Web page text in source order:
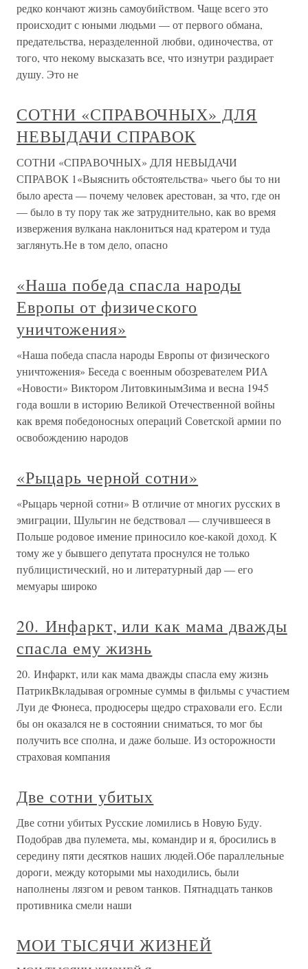
редко кончают жизнь самоубийством. Чаще всего это
происходит с юными людьми — от первого обмана,
предательства, неразделенной любви, одиночества, от
того, что некому высказать все, что изнутри раздирает
душу. Это не
СОТНИ «СПРАВОЧНЫХ» ДЛЯ
НЕВЫДАЧИ СПРАВОК
СОТНИ «СПРАВОЧНЫХ» ДЛЯ НЕВЫДАЧИ
СПРАВОК 1«Выяснить обстоятельства» чьего бы то ни
было ареста — почему человек арестован, за что, где он
— было в ту пору так же затруднительно, как во время
извержения вулкана наклониться над кратером и туда
заглянуть.Не в том дело, опасно
«Наша победа спасла народы
Европы от физического
уничтожения»
«Наша победа спасла народы Европы от физического
уничтожения» Беседа с военным обозревателем РИА
«Новости» Виктором ЛитовкинымЗима и весна 1945
года вошли в историю Великой Отечественной войны
как время победоносных операций Советской армии по
освобождению народов
«Рыцарь черной сотни»
«Рыцарь черной сотни» В отличие от многих русских в
эмиграции, Шульгин не бедствовал — случившееся в
Польше родовое имение приносило кое-какой доход. К
тому же у бывшего депутата проснулся не только
публицистический, но и литературный дар — его
мемуары широко
20. Инфаркт, или как мама дважды
спасла ему жизнь
20. Инфаркт, или как мама дважды спасла ему жизнь
ПатрикВкладывая огромные суммы в фильмы с участием
Луи де Фюнеса, продюсеры щедро страховали его. Если
бы он оказался не в состоянии сниматься, то мог бы
получить все сполна, и даже больше. Из осторожности
страховая компания
Две сотни убитых
Две сотни убитых Русские ломились в Новую Буду.
Подобрав два пулемета, мы, командир и я, бросились в
середину пяти десятков наших людей.Обе параллельные
дороги, между которыми мы находились, были
наполнены лязгом и ревом танков. Пятнадцать танков
противника смели наши
МОИ ТЫСЯЧИ ЖИЗНЕЙ